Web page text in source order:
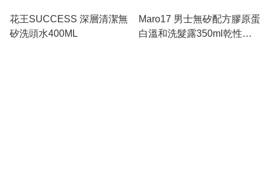
花王SUCCESS 深層清潔無
矽洗頭水400ML
Maro17 男士無矽配方膠原蛋
白溫和洗髮露350ml乾性及